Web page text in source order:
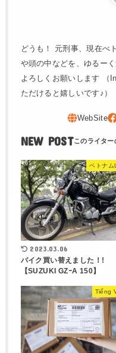
どうも！ 元刑事、現在べ
や頭の中などを、ゆるー
よろしくお願いします （
ただけると嬉しいです♪）
NEW POST
ベトナム
2023.03.06
バイク買い替えました！!
【SUZUKI GZｰA 150】
Tiếng